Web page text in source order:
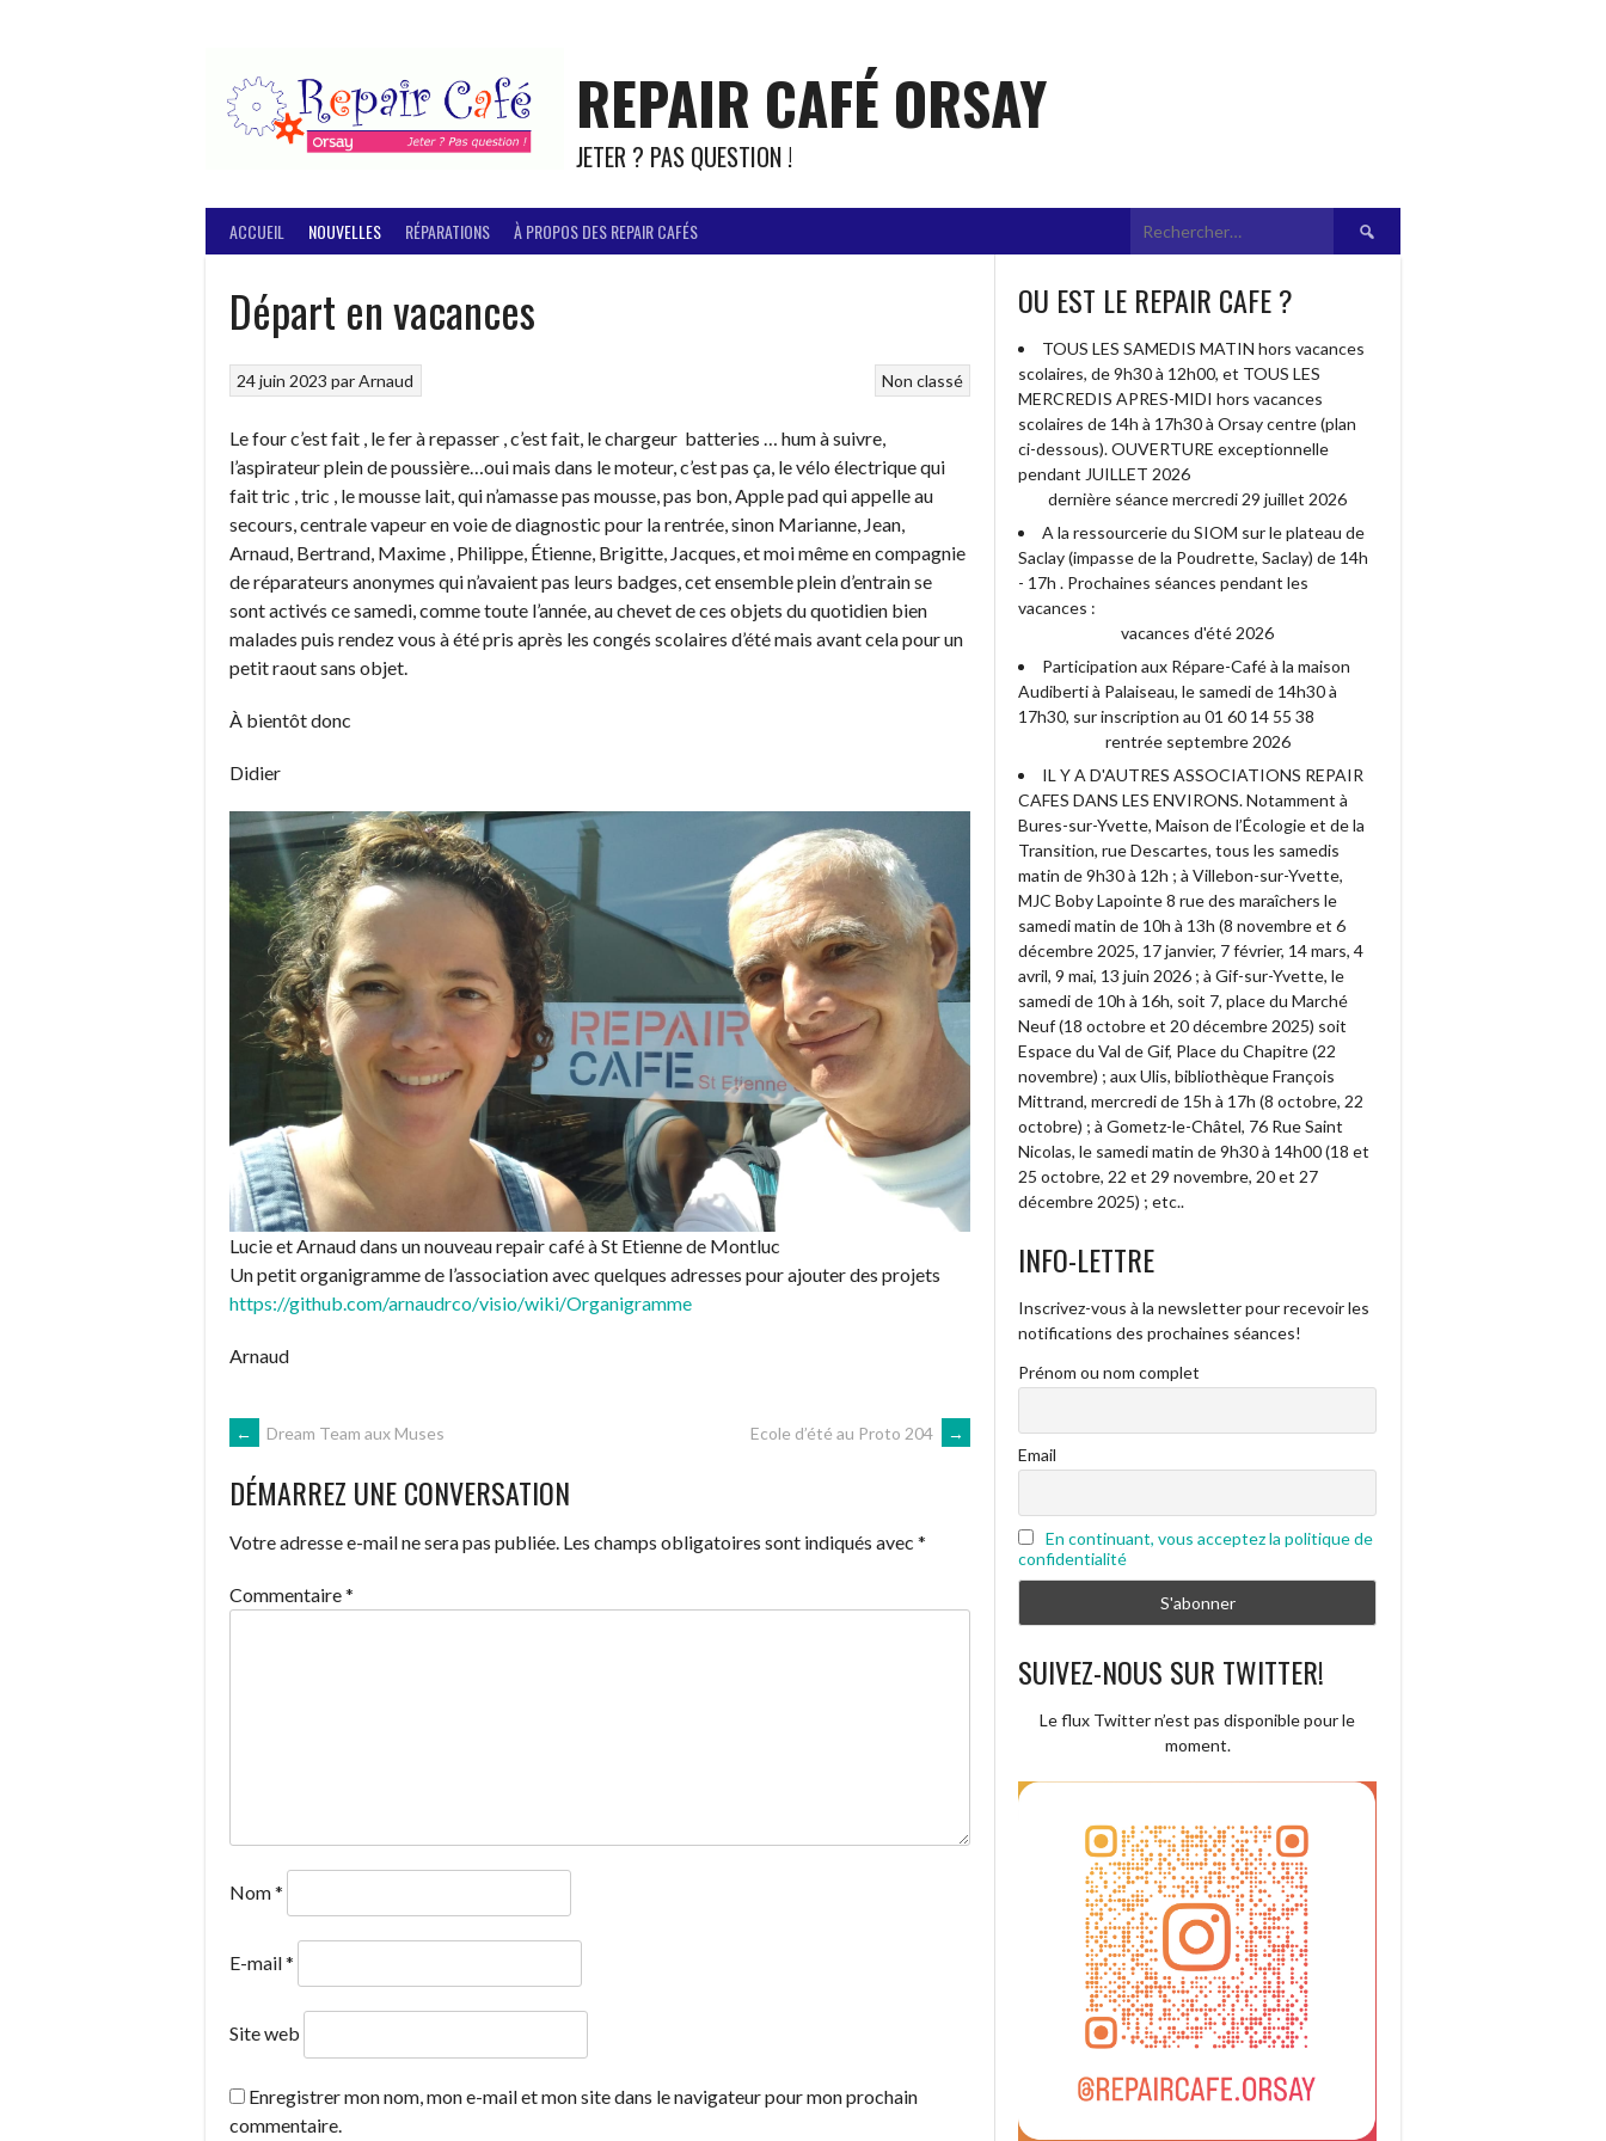
REPAIR CAFÉ ORSAY
JETER ? PAS QUESTION !
ACCUEIL NOUVELLES RÉPARATIONS À PROPOS DES REPAIR CAFÉS Rechercher :
Départ en vacances
Non classé
24 juin 2023 parArnaud
Le four c’est fait , le fer à repasser , c’est fait, le chargeur batteries … hum à suivre,
l’aspirateur plein de poussière…oui mais dans le moteur, c’est pas ça, le vélo électrique qui
fait tric , tric , le mousse lait, qui n’amasse pas mousse, pas bon, Apple pad qui appelle au
secours, centrale vapeur en voie de diagnostic pour la rentrée, sinon Marianne, Jean,
Arnaud, Bertrand, Maxime , Philippe, Étienne, Brigitte, Jacques, et moi même en compagnie
de réparateurs anonymes qui n’avaient pas leurs badges, cet ensemble plein d’entrain se
sont activés ce samedi, comme toute l’année, au chevet de ces objets du quotidien bien
malades puis rendez vous à été pris après les congés scolaires d’été mais avant cela pour un
petit raout sans objet.
À bientôt donc
Didier
Lucie et Arnaud dans un nouveau repair café à St Etienne de Montluc
Un petit organigramme de l’association avec quelques adresses pour ajouter des projets
https://github.com/arnaudrco/visio/wiki/Organigramme
Arnaud
NAVIGATION
DES
ARTICLES
← Dream Team aux Muses Ecole d’été au Proto 204 →
DÉMARREZ UNE CONVERSATION
Votre adresse e-mail ne sera pas publiée. Les champs obligatoires sont indiqués avec *
Commentaire*
Nom*
E-mail*
Site web
Enregistrer mon nom, mon e-mail et mon site dans le navigateur pour mon prochain
commentaire.
OU EST LE REPAIR CAFE ?
TOUS LES SAMEDIS MATIN hors vacances
scolaires, de 9h30 à 12h00, et TOUS LES
MERCREDIS APRES-MIDI hors vacances
scolaires de 14h à 17h30 à Orsay centre (plan
ci-dessous). OUVERTURE exceptionnelle
pendant JUILLET 2026
dernière séance mercredi 29 juillet 2026
A la ressourcerie du SIOM sur le plateau de
Saclay (impasse de la Poudrette, Saclay) de 14h
- 17h . Prochaines séances pendant les
vacances :
vacances d'été 2026
Participation aux Répare-Café à la maison
Audiberti à Palaiseau, le samedi de 14h30 à
17h30, sur inscription au 01 60 14 55 38
rentrée septembre 2026
IL Y A D'AUTRES ASSOCIATIONS REPAIR
CAFES DANS LES ENVIRONS. Notamment à
Bures-sur-Yvette, Maison de l’Écologie et de la
Transition, rue Descartes, tous les samedis
matin de 9h30 à 12h ; à Villebon-sur-Yvette,
MJC Boby Lapointe 8 rue des maraîchers le
samedi matin de 10h à 13h (8 novembre et 6
décembre 2025, 17 janvier, 7 février, 14 mars, 4
avril, 9 mai, 13 juin 2026 ; à Gif-sur-Yvette, le
samedi de 10h à 16h, soit 7, place du Marché
Neuf (18 octobre et 20 décembre 2025) soit
Espace du Val de Gif, Place du Chapitre (22
novembre) ; aux Ulis, bibliothèque François
Mittrand, mercredi de 15h à 17h (8 octobre, 22
octobre) ; à Gometz-le-Châtel, 76 Rue Saint
Nicolas, le samedi matin de 9h30 à 14h00 (18 et
25 octobre, 22 et 29 novembre, 20 et 27
décembre 2025) ; etc..
INFO-LETTRE
Inscrivez-vous à la newsletter pour recevoir les
notifications des prochaines séances!
Prénom ou nom complet
Email
En continuant, vous acceptez la politique de
confidentialité
SUIVEZ-NOUS SUR TWITTER!
Le flux Twitter n’est pas disponible pour le
moment.